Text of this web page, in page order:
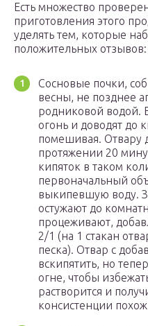
Есть множество
приготовления этого
уделять тем, которые
положительных отзывов:
Сосновые почки,
весны, не позднее
родниковой водой.
огонь и доводят до
помешивая. Отвару
протяжении 20
кипяток в таком
первоначальный
выкипевшую воду.
остужают до
процеживают,
2/1 (на 1 стакан
песка). Отвар с
вскипятить, но
огне, чтобы
растворится и
консистенции